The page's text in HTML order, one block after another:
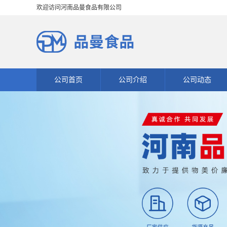
欢迎访问河南品曼食品有限公司
公司首页 公司介绍 公司动态